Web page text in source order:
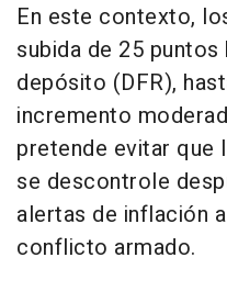
En este contexto,
subida de 25
depósito (DFR),
incremento
pretende evitar que
se descontrole
alertas de inflación
conflicto armado.